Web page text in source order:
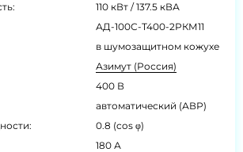
110 кВт / 137.5 кВА
АД-100С-Т400-2РКМ11
в шумозащитном кожухе
Азимут (Россия)
400 В
автоматический (АВР)
0.8 (cos φ)
180 А